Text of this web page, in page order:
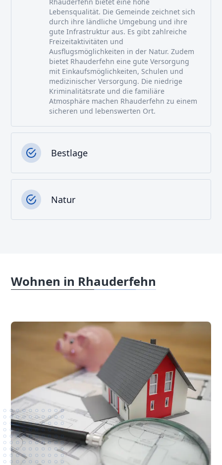
Lebensqualität. Die Gemeinde zeichnet sich
durch ihre ländliche Umgebung und ihre
gute Infrastruktur aus. Es gibt zahlreiche
Freizeitaktivitäten und
Ausflugsmöglichkeiten in der Natur. Zudem
bietet Rhauderfehn eine gute Versorgung
mit Einkaufsmöglichkeiten, Schulen und
medizinischer Versorgung. Die niedrige
Kriminalitätsrate und die familiäre
Atmosphäre machen Rhauderfehn zu einem
sicheren und lebenswerten Ort.
Bestlage
Natur
Wohnen in Rhauderfehn